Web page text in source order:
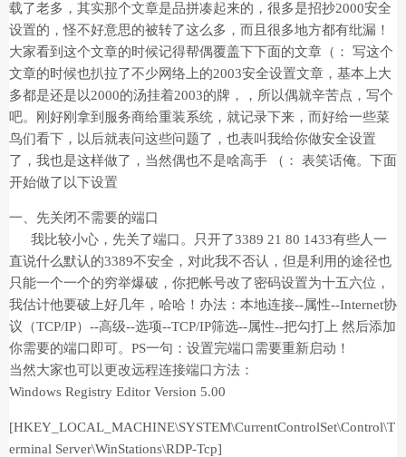
载了老多，其实那个文章是品拼凑起来的，很多是招抄2000安全
设置的，怪不好意思的被转了这么多，而且很多地方都有纰漏！
大家看到这个文章的时候记得帮偶覆盖下下面的文章（： 写这个
文章的时候也扒拉了不少网络上的2003安全设置文章，基本上大
多都是还是以2000的汤挂着2003的牌，，所以偶就辛苦点，写个
吧。刚好刚拿到服务商给重装系统，就记录下来，而好给一些菜
鸟们看下，以后就表问这些问题了，也表叫我给你做安全设置
了，我也是这样做了，当然偶也不是啥高手 （： 表笑话俺。下面
开始做了以下设置
一、先关闭不需要的端口
我比较小心，先关了端口。只开了3389 21 80 1433有些人一
直说什么默认的3389不安全，对此我不否认，但是利用的途径也
只能一个一个的穷举爆破，你把帐号改了密码设置为十五六位，
我估计他要破上好几年，哈哈！办法：本地连接--属性--Internet协
议（TCP/IP）--高级--选项--TCP/IP筛选--属性--把勾打上 然后添加
你需要的端口即可。PS一句：设置完端口需要重新启动！
当然大家也可以更改远程连接端口方法：
Windows Registry Editor Version 5.00
[HKEY_LOCAL_MACHINE\SYSTEM\CurrentControlSet\Control\T
erminal Server\WinStations\RDP-Tcp]